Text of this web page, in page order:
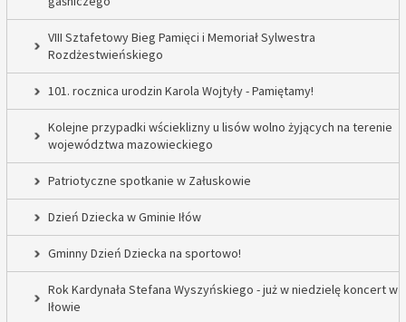
VIII Sztafetowy Bieg Pamięci i Memoriał Sylwestra
Rozdżestwieńskiego
101. rocznica urodzin Karola Wojtyły - Pamiętamy!
Kolejne przypadki wścieklizny u lisów wolno żyjących na terenie
województwa mazowieckiego
Patriotyczne spotkanie w Załuskowie
Dzień Dziecka w Gminie Iłów
Gminny Dzień Dziecka na sportowo!
Rok Kardynała Stefana Wyszyńskiego - już w niedzielę koncert w
Iłowie